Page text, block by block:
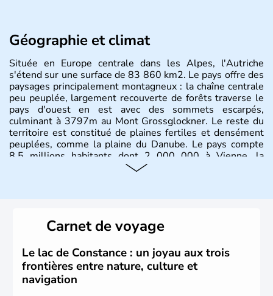
Géographie et climat
Située en Europe centrale dans les Alpes, l'Autriche
s'étend sur une surface de 83 860 km2. Le pays offre des
paysages principalement montagneux : la chaîne centrale
peu peuplée, largement recouverte de forêts traverse le
pays d'ouest en est avec des sommets escarpés,
culminant à 3797m au Mont Grossglockner. Le reste du
territoire est constitué de plaines fertiles et densément
peuplées, comme la plaine du Danube. Le pays compte
8.5 millions habitants dont 2 000 000 à Vienne, la
compte aujourd'hui plus de 8 millions d'habitants.
L'Autriche a donné naissance à de nombreux artistes :
Mozart, Schubert, le psychanalyste Freud, Romy
Schneider, Arnold Schwarzenegger, Anton Bruckner,
Gustav Mahler font partie des Autrichiens les plus
marquants de ces dernières décennies.
Carnet de voyage
Le lac de Constance : un joyau aux trois
frontières entre nature, culture et
navigation